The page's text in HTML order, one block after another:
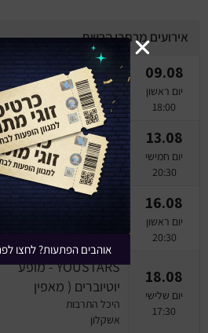
אירועים מרחבי הרשת
09.08
יום ראשון
18:00
כח תפארת בתיבת
היכל התרבות
אשקלון
13.08
יום חמישי
20:30
מיומנה
היכל התרבות
אשקלון
16.08
יום ראשון
20:30
18.08
יום שלישי
17:30
YOUSTARS - מופע
יוטיוברים ( מאפין
היכל התרבות
אשקלון
אוהבים הפתעות? לחצו